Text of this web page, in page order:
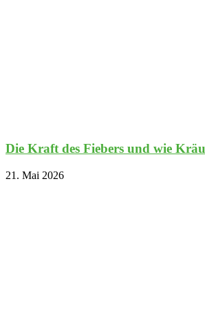
Die Kraft des Fiebers und wie
21. Mai 2026